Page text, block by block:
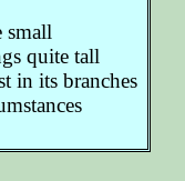
small
quite tall
in its branches